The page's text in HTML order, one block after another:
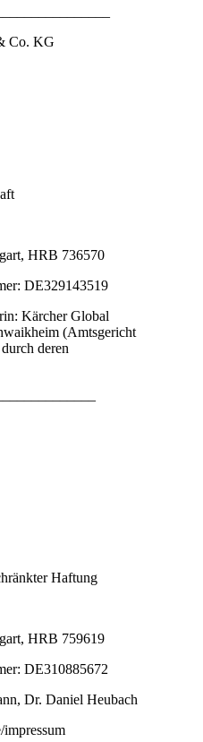
Co. KG
HRB 736570
DE329143519
Kärcher Global
(Amtsgericht
deren
Haftung
HRB 759619
DE310885672
Dr. Daniel Heubach